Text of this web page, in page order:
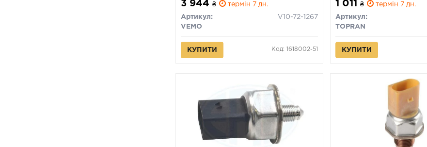
3 944 ₴ термін 7 дн.
Артикул:
V10-72-1267
VEMO
КУПИТИ Код: 1618002-51
1 011₴ термін 7 дн.
Артикул:
TOPRAN
КУПИТИ